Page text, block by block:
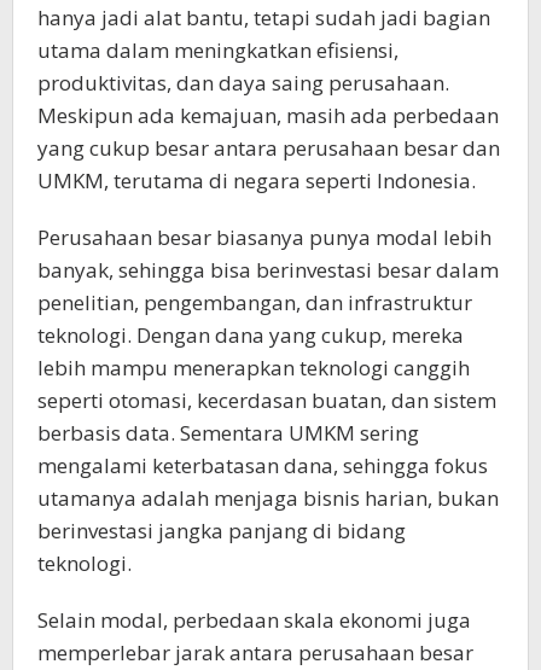
hanya jadi alat bantu, tetapi sudah jadi bagian
utama dalam meningkatkan efisiensi,
produktivitas, dan daya saing perusahaan.
Meskipun ada kemajuan, masih ada perbedaan
yang cukup besar antara perusahaan besar dan
UMKM, terutama di negara seperti Indonesia.
Perusahaan besar biasanya punya modal lebih
banyak, sehingga bisa berinvestasi besar dalam
penelitian, pengembangan, dan infrastruktur
teknologi. Dengan dana yang cukup, mereka
lebih mampu menerapkan teknologi canggih
seperti otomasi, kecerdasan buatan, dan sistem
berbasis data. Sementara UMKM sering
mengalami keterbatasan dana, sehingga fokus
utamanya adalah menjaga bisnis harian, bukan
berinvestasi jangka panjang di bidang
teknologi.
Selain modal, perbedaan skala ekonomi juga
memperlebar jarak antara perusahaan besar